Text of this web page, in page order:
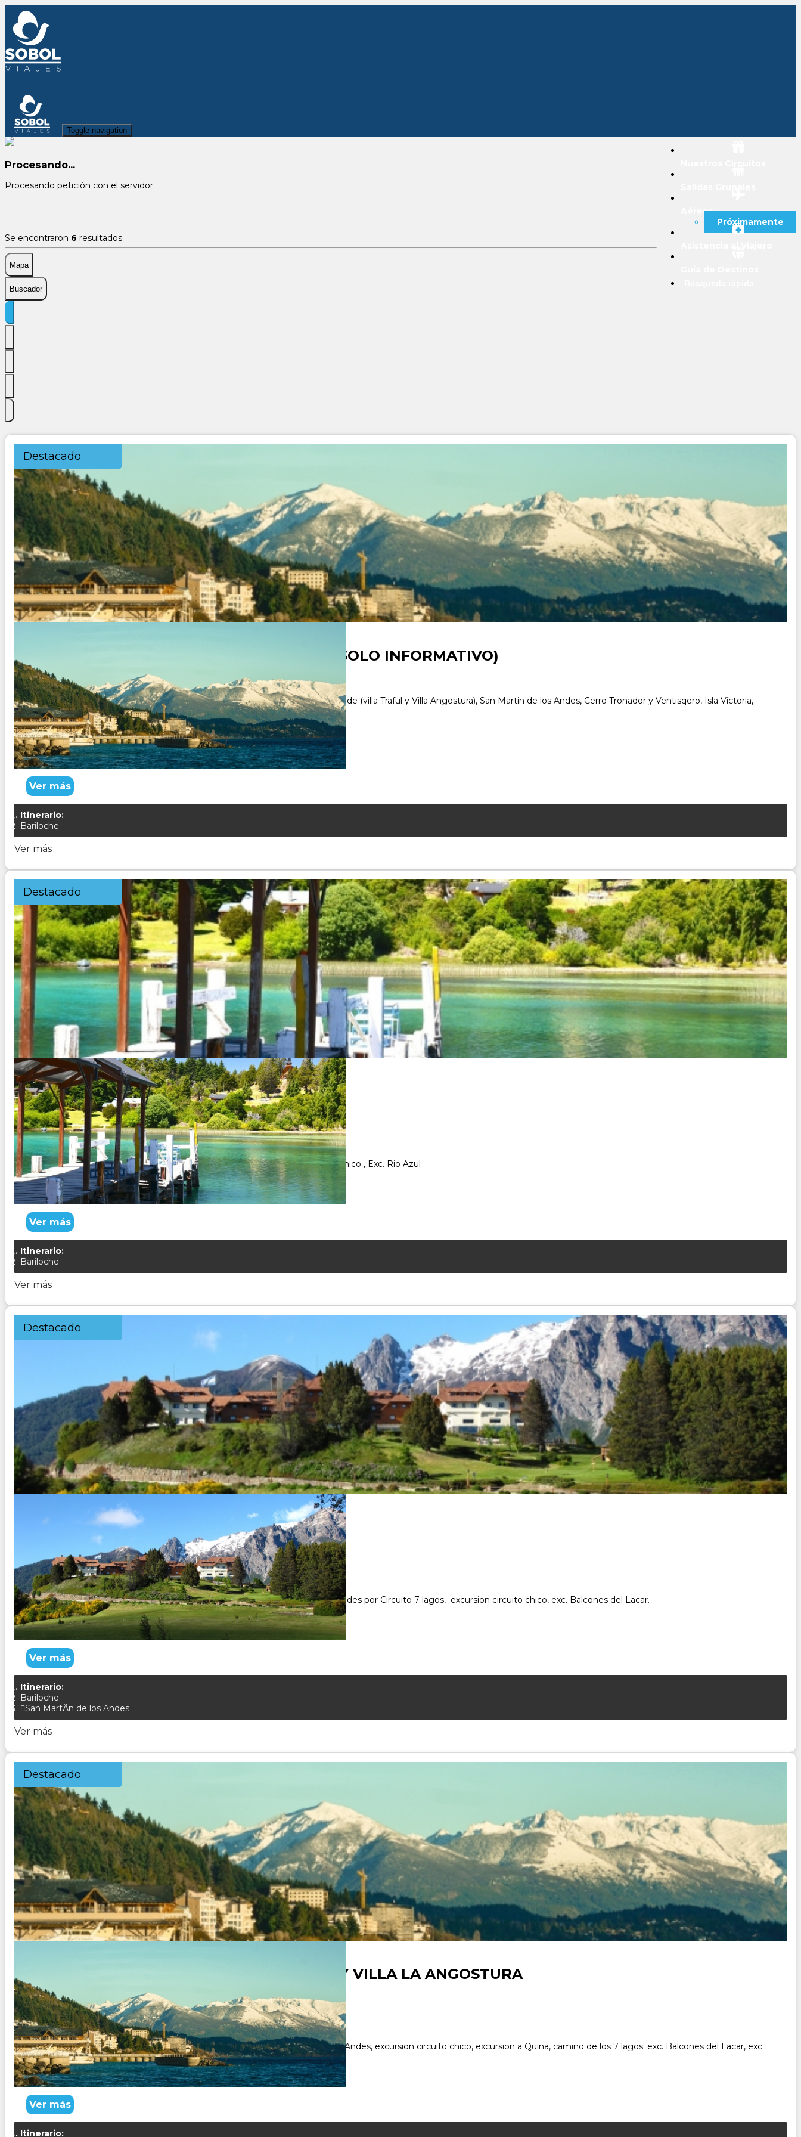
Toggle navigation
Aéreos
Próximamente
Procesando...
Procesando petición con el servidor.
Se encontraron 6 resultados
Mapa
Buscador
Destacado
BARILOCHE - EXCURSIONES REGULARES (SOLO INFORMATIVO)
Paquete Turistico visitando San carlos de Bariloche y recorriendo Circuito Grande (villa Traful y Villa Angostura), San Martin de los Andes, Cerro Tronador y Ventisqero, Isla Victoria,
Bosque Arrayanes y Cerro Campanario -
Ver más
Itinerario:
Bariloche
Ver más
Destacado
BARILOCHE Y EL BOLSON
Duración:
8Días 7Noches
Paquete Turistico de 8 dias 7 noches Visitando Bariloche, el Bolson, circuito Chico , Exc. Rio Azul
Ver más
Itinerario:
Bariloche
Ver más
Destacado
BARILOCHE Y SAN MARTIN DE LOS ANDES
Duración:
8Días 7Noches
Paquete Turistico de 8 dias 7 noches visitando Bariloche, San Martin de los Andes por Circuito 7 lagos, excursion circuito chico, exc. Balcones del Lacar.
Ver más
Itinerario:
Bariloche
San MartÃ­n de los Andes
Ver más
Destacado
BARILOCHE, SAN MARTIN DE LOS ANDES Y VILLA LA ANGOSTURA
Duración:
10Días 9Noches
Paquete Turistico de 10 dias 9 noches visitando Bariloche y San Martin de los Andes, excursion circuito chico, excursion a Quina, camino de los 7 lagos. exc. Balcones del Lacar, exc.
Descubriendo Angostura.
Ver más
Itinerario: